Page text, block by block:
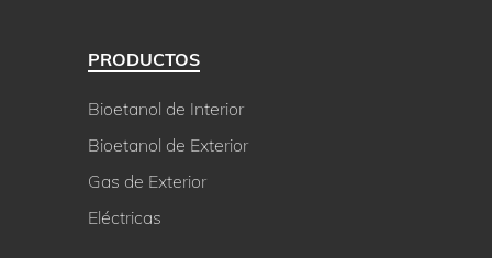
PRODUCTOS
Bioetanol de Interior
Bioetanol de Exterior
Gas de Exterior
Eléctricas